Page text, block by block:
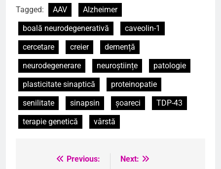
Tagged: AAV
Alzheimer
boală neurodegenerativă
caveolin-1
cercetare
creier
demență
neurodegenerare
neuroștiințe
patologie
plasticitate sinaptică
proteinopatie
senilitate
sinapsin șoareci
TDP-43
terapie genetică
vârstă
NavigarePrevious:
Next: